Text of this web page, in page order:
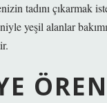
tadını çıkarmak
yeşil alanlar